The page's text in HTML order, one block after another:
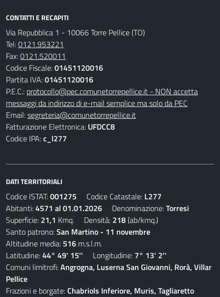
CONTATTI E RECAPITI
Via Repubblica 1 - 10066 Torre Pellice (TO)
Tel:0121.953221
Fax:0121.520011
Codice Fiscale:01451120016
Partita IVA:01451120016
P.E.C.: protocollo@pec.comunetorrepellice.it - NON accetta
messaggi da indirizzo di e-mail semplice ma solo da PEC
Email:segreteria@comunetorrepellice.it
Fatturazione Elettronica: UFDCC8
Codice IPA:c_l277
DATI TERRITORIALI
Codice ISTAT:001275 Codice Catastale: L277
Abitanti:4571 al 01.01.2026 Denominazione:Torresi
Superficie: 21,1 Kmq. Densità: 218(ab/kmq.)
Santo patrono:San Martino - 11 novembre
Altitudine media: 516 m.s.l.m.
Latitudine:44° 49' 15'' Longitudine: 7° 13' 2''
Comuni limitrofi:Angrogna, Luserna San Giovanni, Rorà, Villar
Pellice
Frazioni e borgate:Chabriols Inferiore, Muris, Tagliaretto